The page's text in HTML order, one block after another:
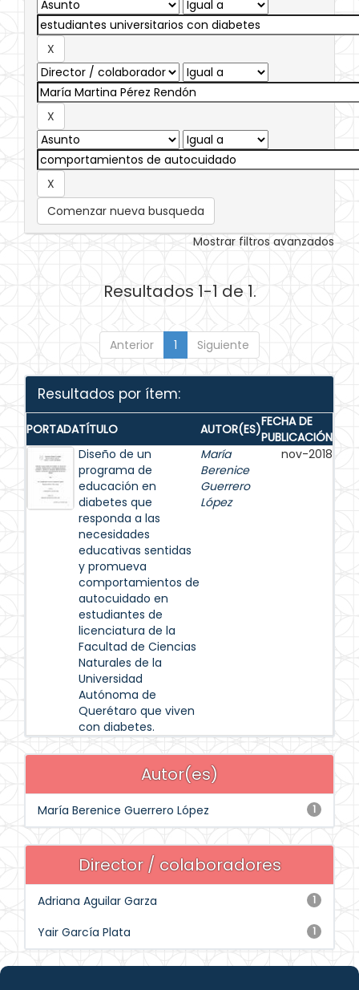
Comenzar nueva busqueda
Mostrar filtros avanzados
Resultados 1-1 de 1.
Anterior 1 Siguiente
Resultados por ítem:
PORTADATÍTULO AUTOR(ES)FECHA DE
PUBLICACIÓN
Diseño de un
programa de
educación en
diabetes que
responda a las
necesidades
educativas sentidas
y promueva
comportamientos de
autocuidado en
estudiantes de
licenciatura de la
Facultad de Ciencias
Naturales de la
Universidad
Autónoma de
Querétaro que viven
con diabetes.
María
Berenice
Guerrero
López
nov-2018
Autor(es)
1
María Berenice Guerrero López
Director / colaboradores
1
Adriana Aguilar Garza
1
Yair García Plata